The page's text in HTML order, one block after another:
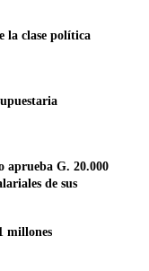
la clase política
aprueba G. 20.000
de sus
millones